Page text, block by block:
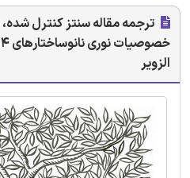
ترجمه مقاله سنتز کنترل
الزویر